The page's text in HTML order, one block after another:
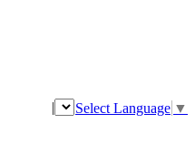
| Select Language ▼